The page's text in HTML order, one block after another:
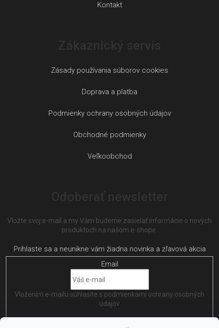
Kontakt
Zásady používania súborov cookies
Doprava a platba
Podmienky ochrany osobných údajov
Obchodné podmienky
Veľkoobchod
Vložte svoj e-mail a my Vám budeme zasielať informácie o nových
produktoch na našom e-shope.
Email
Vložením e-mailu súhlasíte s podmienkami ochrany osobných
údajov